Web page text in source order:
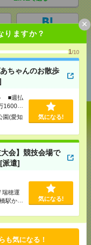
りますか？
1/10
ちゃんのお散歩
■週払
1600円
園(愛知
気になる!
会】競技会場で
派遣]
瑞穂運
駅から
気になる!
も気になる！
×
ブックマーク
のお散歩付き添
払い